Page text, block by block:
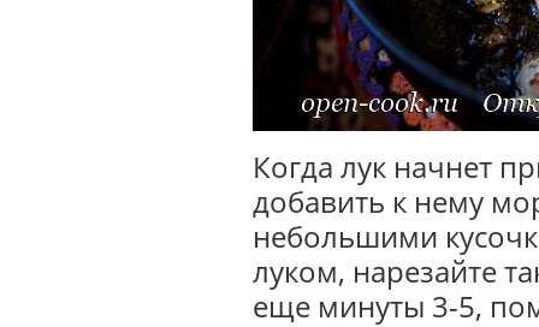
Когда лук начнет
добавить к нему
небольшими
луком, нарезайте
еще минуты 3-5,